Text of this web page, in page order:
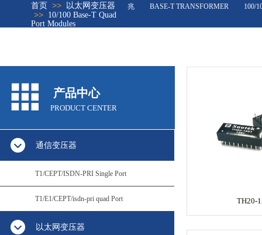
网络变压器10/100兆 BASE-T TRANSFORMER 100/
首页 >> 以太网变压器
>> 10/100 Base-T Quad
Port Modules
TH20-
产品中心
PRODUCT CENTER
通信变压器
T1/CEPT/ISDN-PRI Single Port
T1/E1/CEPT/isdn-pri quad Port
以太网变压器